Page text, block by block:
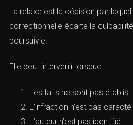
pénale)
A. Définition
correctionnelle écarte la culpabilité
Elle peut intervenir lorsque :